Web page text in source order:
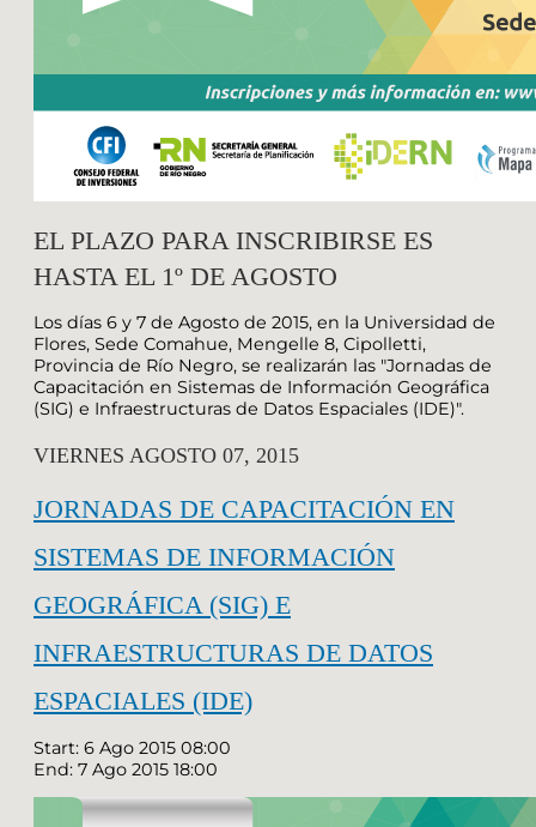
EL PLAZO PARA INSCRIBIRSE ES
HASTA EL 1º DE AGOSTO
Los días 6 y 7 de Agosto de 2015, en la Universidad de
Flores, Sede Comahue, Mengelle 8, Cipolletti,
Provincia de Río Negro, se realizarán las "Jornadas de
Capacitación en Sistemas de Información Geográfica
(SIG) e Infraestructuras de Datos Espaciales (IDE)".
VIERNES AGOSTO 07, 2015
JORNADAS DE CAPACITACIÓN EN
SISTEMAS DE INFORMACIÓN
GEOGRÁFICA (SIG) E
INFRAESTRUCTURAS DE DATOS
ESPACIALES (IDE)
Start: 6 Ago 2015 08:00
End: 7 Ago 2015 18:00